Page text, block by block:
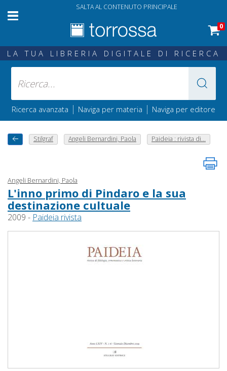
SALTA AL CONTENUTO PRINCIPALE
0
LA TUA LIBRERIA DIGITALE DI RICERCA
Ricerca avanzata | Naviga per materia | Naviga per editore
Stilgraf Angeli Bernardini, Paola Paideia : rivista di...
Angeli Bernardini, Paola
L'inno primo di Pindaro e la sua
destinazione cultuale
2009 - Paideia rivista